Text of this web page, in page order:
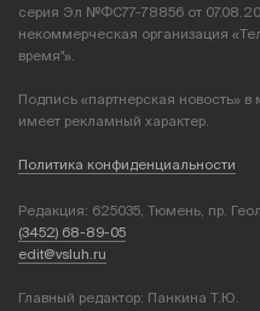
серия Эл №ФС77-78856 от
некоммерческая организация
время"».
Подпись «партнерская новость»
имеет рекламный характер.
Политика конфиденциальности
Редакция: 625035, Тюмень, пр.
(3452) 68-89-05
edit@vsluh.ru
Главный редактор: Панкина Т.Ю.